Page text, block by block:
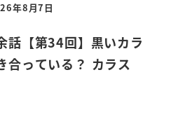
年8月7日
話【第34回】黒いカラ
合っている？ カラス